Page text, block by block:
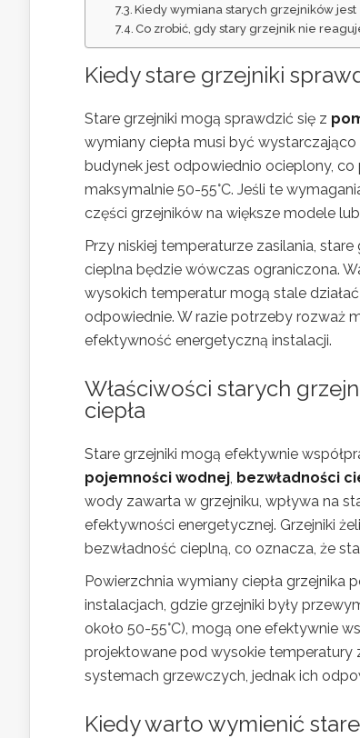
Kiedy wymiana starych grzejników
Co zrobić, gdy stary grzejnik nie
Kiedy stare grzejniki
Stare grzejniki mogą sprawdzić się z
wymiany ciepła musi być
budynek jest odpowiednio ocieplony,
maksymalnie 50-55°C. Jeśli te
części grzejników na większe modele
Przy niskiej temperaturze zasilania,
cieplna będzie wówczas ograniczona.
wysokich temperatur mogą stale
odpowiednie. W razie potrzeby rozważ
efektywność energetyczną instalacji.
Właściwości starych
ciepła
Stare grzejniki mogą efektywnie
pojemności wodnej bezwładności
wody zawarta w grzejniku, wpływa na
efektywności energetycznej. Grzejniki
bezwładność cieplną, co oznacza, że
Powierzchnia wymiany ciepła
instalacjach, gdzie grzejniki były
około 50-55°C), mogą one efektywnie
projektowane pod wysokie temperatury
systemach grzewczych, jednak ich
Kiedy warto wymienić